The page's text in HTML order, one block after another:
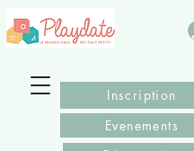
Inscription
Evenements